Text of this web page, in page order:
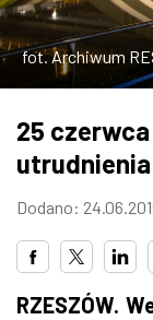
ZDJĘCIA
W
fot. Archiwum
25
Dodano:
RZESZÓW.